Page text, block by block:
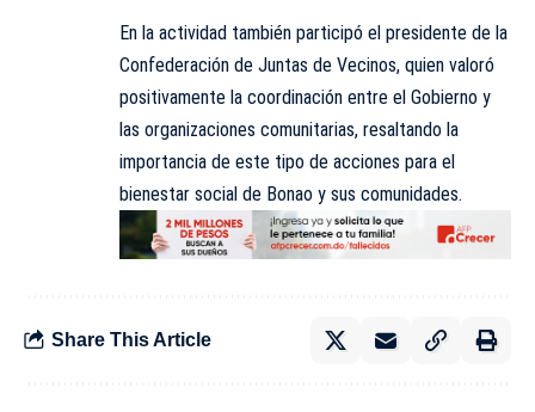
En la actividad también participó el presidente de la
Confederación de Juntas de Vecinos, quien valoró
positivamente la coordinación entre el Gobierno y
las organizaciones comunitarias, resaltando la
importancia de este tipo de acciones para el
bienestar social de Bonao y sus comunidades.
Share This Article